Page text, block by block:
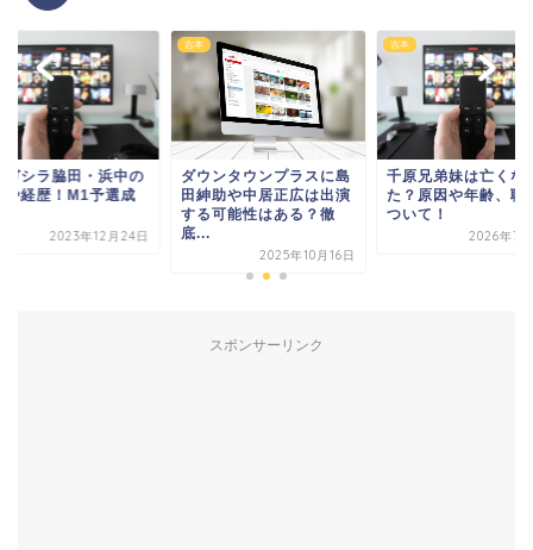
ガシラ脇田・浜中の
や経歴！M1予選成
2023年12月24日
吉本
ダウンタウンプラスに島
田紳助や中居正広は出演
する可能性はある？徹
底...
2025年10月16日
吉本
千原兄弟妹は亡くな
た？原因や年齢、職
ついて！
2026年7
スポンサーリンク